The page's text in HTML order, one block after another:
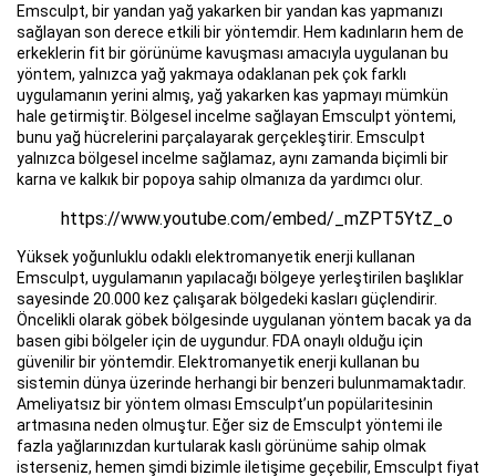
Emsculpt, bir yandan yağ yakarken bir yandan kas yapmanızı
sağlayan son derece etkili bir yöntemdir. Hem kadınların hem de
erkeklerin fit bir görünüme kavuşması amacıyla uygulanan bu
yöntem, yalnızca yağ yakmaya odaklanan pek çok farklı
uygulamanın yerini almış, yağ yakarken kas yapmayı mümkün
hale getirmiştir. Bölgesel incelme sağlayan Emsculpt yöntemi,
bunu yağ hücrelerini parçalayarak gerçekleştirir. Emsculpt
yalnızca bölgesel incelme sağlamaz, aynı zamanda biçimli bir
karna ve kalkık bir popoya sahip olmanıza da yardımcı olur.
https://www.youtube.com/embed/_mZPT5YtZ_o
Yüksek yoğunluklu odaklı elektromanyetik enerji kullanan
Emsculpt, uygulamanın yapılacağı bölgeye yerleştirilen başlıklar
sayesinde 20.000 kez çalışarak bölgedeki kasları güçlendirir.
Öncelikli olarak göbek bölgesinde uygulanan yöntem bacak ya da
basen gibi bölgeler için de uygundur. FDA onaylı olduğu için
güvenilir bir yöntemdir. Elektromanyetik enerji kullanan bu
sistemin dünya üzerinde herhangi bir benzeri bulunmamaktadır.
Ameliyatsız bir yöntem olması Emsculpt’un popülaritesinin
artmasına neden olmuştur. Eğer siz de Emsculpt yöntemi ile
fazla yağlarınızdan kurtularak kaslı görünüme sahip olmak
isterseniz, hemen şimdi bizimle iletişime geçebilir, Emsculpt fiyat